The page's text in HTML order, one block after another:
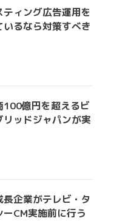
ティング広告運用を
いるなら対策すべき
100億円を超えるビ
リッドジャパンが実
長企業がテレビ・タ
ーCM実施前に行う